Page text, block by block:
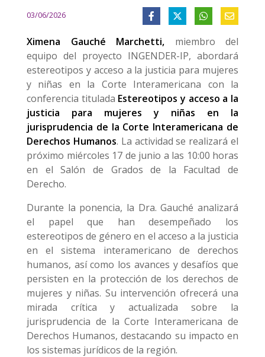
03/06/2026
Ximena Gauché Marchetti, miembro del
equipo del proyecto INGENDER-IP, abordará
estereotipos y acceso a la justicia para mujeres
y niñas en la Corte Interamericana con la
conferencia titulada Estereotipos y acceso a la
justicia para mujeres y niñas en la
jurisprudencia de la Corte Interamericana de
Derechos Humanos. La actividad se realizará el
próximo miércoles 17 de junio a las 10:00 horas
en el Salón de Grados de la Facultad de
Derecho.
Durante la ponencia, la Dra. Gauché analizará
el papel que han desempeñado los
estereotipos de género en el acceso a la justicia
en el sistema interamericano de derechos
humanos, así como los avances y desafíos que
persisten en la protección de los derechos de
mujeres y niñas. Su intervención ofrecerá una
mirada crítica y actualizada sobre la
jurisprudencia de la Corte Interamericana de
Derechos Humanos, destacando su impacto en
los sistemas jurídicos de la región.